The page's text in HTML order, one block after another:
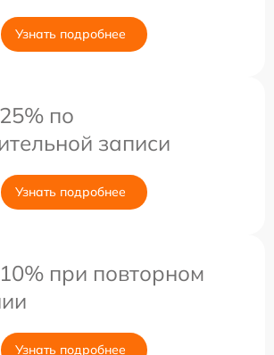
Узнать подробнее
по
записи
Узнать подробнее
при повторном
Узнать подробнее